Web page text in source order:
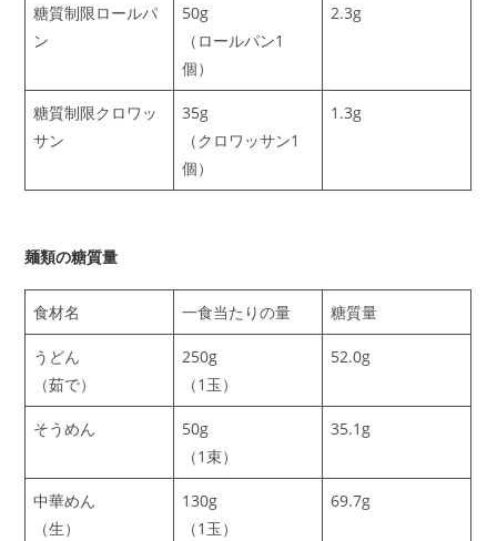
糖質制限ロールパ
ン
50g
（ロールパン1
個）
2.3g
糖質制限クロワッ
サン
35g
（クロワッサン1
個）
1.3g
麺類の糖質量
食材名 一食当たりの量 糖質量
うどん
（茹で）
250g
（1玉）
52.0g
そうめん
50g
（1束）
35.1g
中華めん
（生）
130g
（1玉）
69.7g